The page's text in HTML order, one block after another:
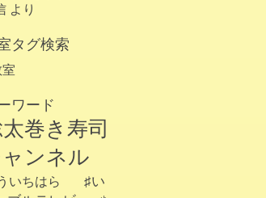
より
タグ検索
ワード
巻き寿司
ンネル
いちはら
♯い